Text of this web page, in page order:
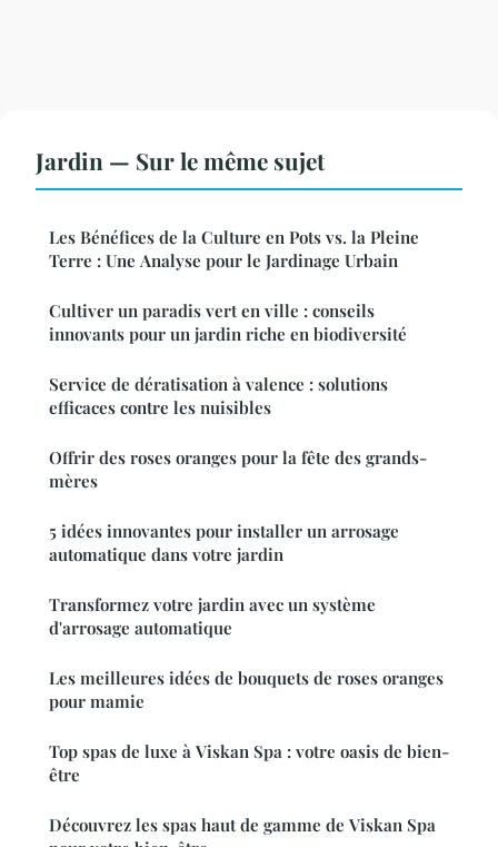
Jardin — Sur le même sujet
Les Bénéfices de la Culture en Pots vs. la Pleine
Terre : Une Analyse pour le Jardinage Urbain
Cultiver un paradis vert en ville : conseils
innovants pour un jardin riche en biodiversité
Service de dératisation à valence : solutions
efficaces contre les nuisibles
Offrir des roses oranges pour la fête des grands-
mères
5 idées innovantes pour installer un arrosage
automatique dans votre jardin
Transformez votre jardin avec un système
d'arrosage automatique
Les meilleures idées de bouquets de roses oranges
pour mamie
Top spas de luxe à Viskan Spa : votre oasis de bien-
être
Découvrez les spas haut de gamme de Viskan Spa